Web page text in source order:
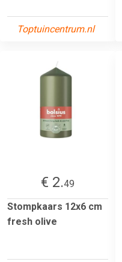
Toptuincentrum.nl
€ 2.49
Stompkaars 12x6 cm
fresh olive